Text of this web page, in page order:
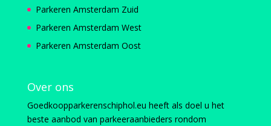
Parkeren Amsterdam Zuid
Parkeren Amsterdam West
Parkeren Amsterdam Oost
Over ons
Goedkoopparkerenschiphol.eu heeft als doel u het
beste aanbod van parkeeraanbieders rondom